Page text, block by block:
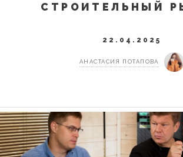
СТРОИТЕЛЬНЫЙ
22.04.2025
АНАСТАСИЯ ПОТАПОВА